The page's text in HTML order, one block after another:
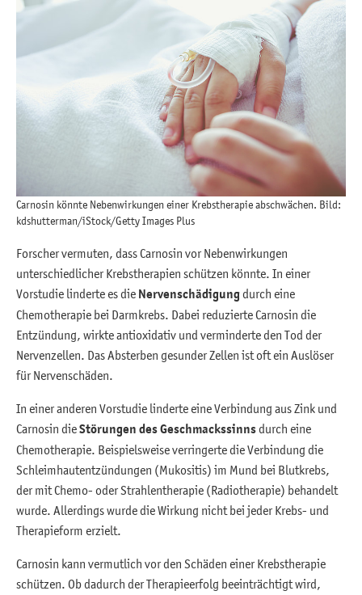
Carnosin könnte Nebenwirkungen einer Krebstherapie abschwächen. Bild:
kdshutterman/iStock/Getty Images Plus
Forscher vermuten, dass Carnosin vor Nebenwirkungen
unterschiedlicher Krebstherapien schützen könnte. In einer
Vorstudie linderte es die Nervenschädigungdurch eine
Chemotherapie bei Darmkrebs. Dabei reduzierte Carnosin die
Entzündung, wirkte antioxidativ und verminderte den Tod der
Nervenzellen. Das Absterben gesunder Zellen ist oft ein Auslöser
für Nervenschäden.
In einer anderen Vorstudie linderte eine Verbindung aus Zink und
Carnosin dieStörungen des Geschmackssinnsdurch eine
Chemotherapie. Beispielsweise verringerte die Verbindung die
Schleimhautentzündungen (Mukositis) im Mund bei Blutkrebs,
der mit Chemo- oder Strahlentherapie (Radiotherapie) behandelt
wurde. Allerdings wurde die Wirkung nicht bei jeder Krebs- und
Therapieform erzielt.
Carnosin kann vermutlich vor den Schäden einer Krebstherapie
schützen. Ob dadurch der Therapieerfolg beeinträchtigt wird,